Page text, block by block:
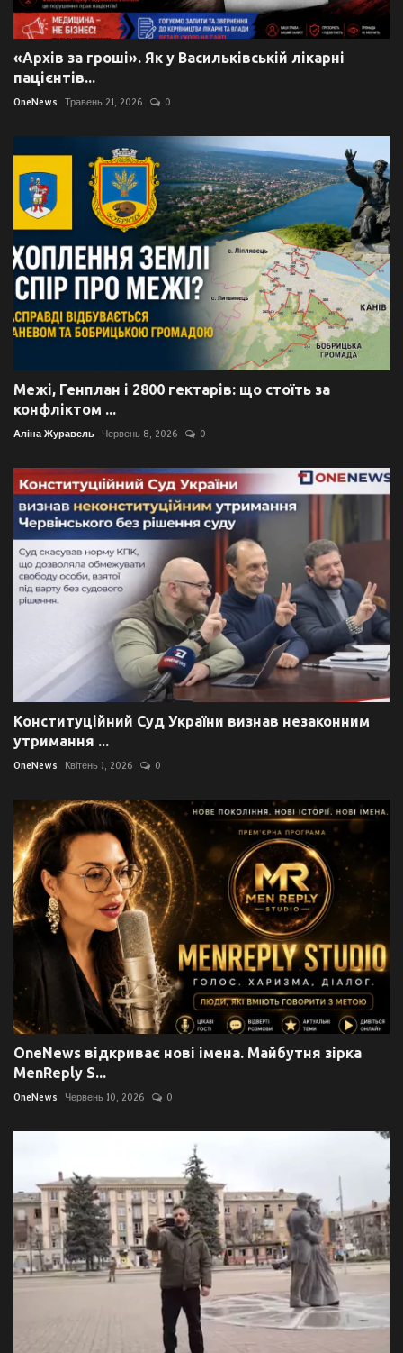
«Архів за гроші». Як у Васильківській лікарні
пацієнтів...
OneNews Травень 21, 2026 0
Межі, Генплан і 2800 гектарів: що стоїть за
конфліктом ...
Аліна Журавель Червень 8, 2026 0
Конституційний Суд України визнав незаконним
утримання ...
OneNews Квітень 1, 2026 0
OneNews відкриває нові імена. Майбутня зірка
MenReply S...
OneNews Червень 10, 2026 0